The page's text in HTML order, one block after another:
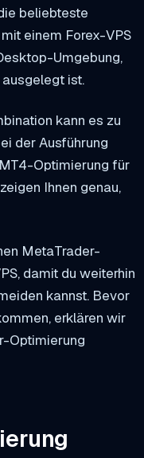
beliebteste
einem Forex-VPS
Umgebung,
ist.
kann es zu
der Ausführung
Optimierung für
Ihnen genau,
MetaTrader-
damit du weiterhin
kannst. Bevor
erklären wir
Optimierung